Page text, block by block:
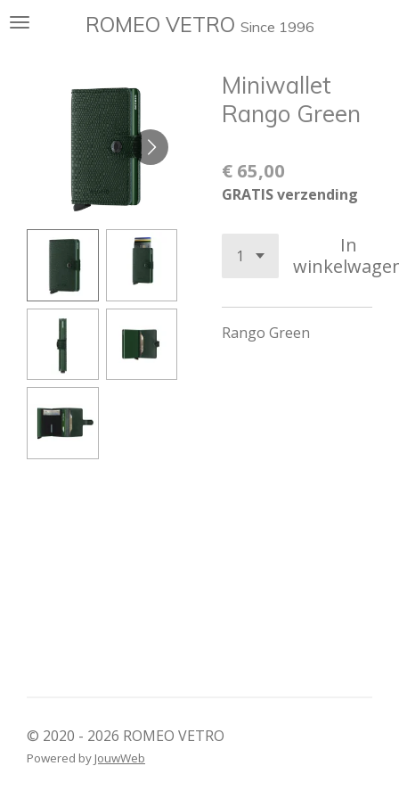
Ga
hoofdinhoud
ROMEO VETRO Since 1996
Miniwallet
Rango Green
€ 65,00
GRATIS verzending
In
Rango Green
© 2020 - 2026 ROMEO VETRO
Powered by JouwWeb